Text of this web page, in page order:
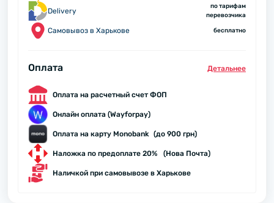
Delivery
по тарифам
перевозчика
Самовывоз в Харькове бесплатно
Оплата Детальнее
Оплата на расчетный счет ФОП
Онлайн оплата (Wayforpay)
Оплата на карту Monobank (до 900 грн)
Наложка по предоплате 20% (Нова Почта)
Наличкой при самовывозе в Харькове